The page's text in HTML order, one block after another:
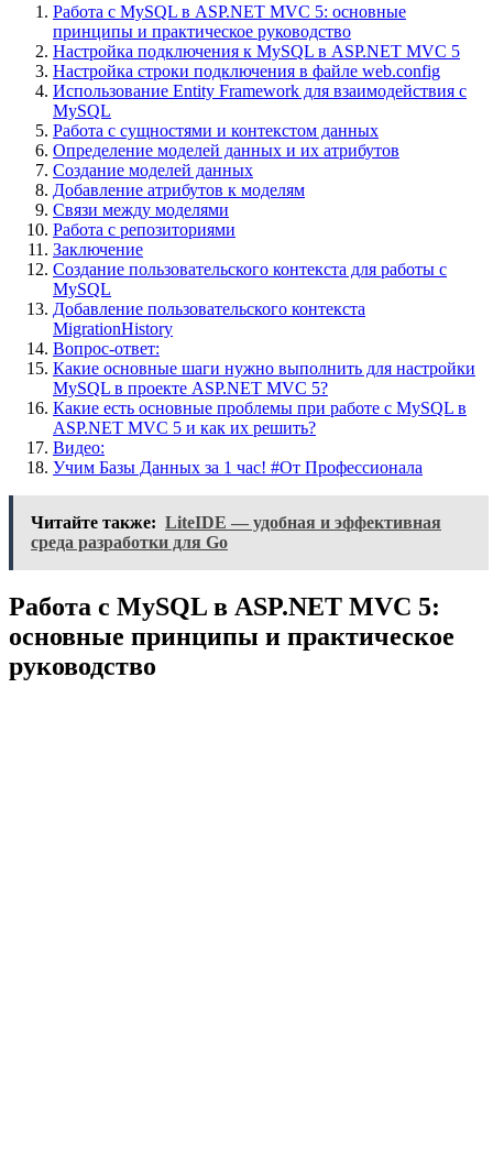
Работа с MySQL в ASP.NET MVC 5: основные
принципы и практическое руководство
Настройка подключения к MySQL в ASP.NET MVC 5
Настройка строки подключения в файле web.config
Использование Entity Framework для взаимодействия с
MySQL
Работа с сущностями и контекстом данных
Определение моделей данных и их атрибутов
Создание моделей данных
Добавление атрибутов к моделям
Связи между моделями
Работа с репозиториями
Заключение
Создание пользовательского контекста для работы с
MySQL
Добавление пользовательского контекста
MigrationHistory
Вопрос-ответ:
Какие основные шаги нужно выполнить для настройки
MySQL в проекте ASP.NET MVC 5?
Какие есть основные проблемы при работе с MySQL в
ASP.NET MVC 5 и как их решить?
Видео:
Учим Базы Данных за 1 час! #От Профессионала
Читайте также: LiteIDE — удобная и эффективная
среда разработки для Go
Работа с MySQL в ASP.NET MVC 5:
основные принципы и практическое
руководство